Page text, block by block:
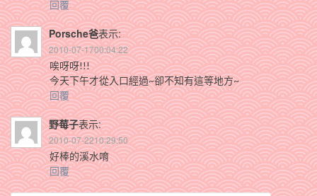
回覆
Porsche爸表示:
2010-07-1700:04:22
唉呀呀!!!
今天下午才從入口經過~卻不知有這等地方~
回覆
野莓子表示:
2010-07-2210:29:50
好棒的溪水唷
回覆